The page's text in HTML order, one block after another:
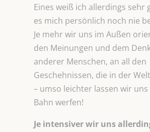
Eines weiß ich allerdings sehr
es mich persönlich noch nie
Je mehr wir uns im Außen
den Meinungen und dem
anderer Menschen, an all den
Geschehnissen, die in der
– umso leichter lassen wir uns
Bahn werfen!
Je intensiver wir uns